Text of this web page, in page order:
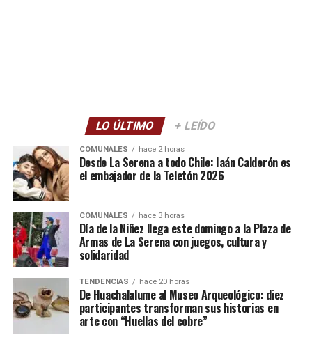
LO ÚLTIMO + LEÍDO
COMUNALES hace 2 horas
Desde La Serena a todo Chile: Iaán Calderón es
el embajador de la Teletón 2026
COMUNALES hace 3 horas
Día de la Niñez llega este domingo a la Plaza de
Armas de La Serena con juegos, cultura y
solidaridad
TENDENCIAS hace 20 horas
De Huachalalume al Museo Arqueológico: diez
participantes transforman sus historias en
arte con “Huellas del cobre”